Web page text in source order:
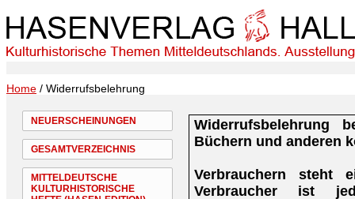
Home / Widerrufsbelehrung
NEUERSCHEINUNGEN
GESAMTVERZEICHNIS
MITTELDEUTSCHE
KULTURHISTORISCHE
Widerrufsbelehrung
Büchern und anderen
Verbrauchern steht
Verbraucher ist